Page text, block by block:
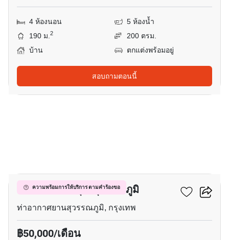
4 ห้องนอน
5 ห้องน้ำ
190 ม.2
200 ตรม.
บ้าน
ตกแต่งพร้อมอยู่
สอบถามตอนนี้
ความพร้อมการให้บริการ ตามคำร้องขอ
เซนโทร อ่อนนุช-สุวรรณภูมิ
ท่าอากาศยานสุวรรณภูมิ, กรุงเทพ
฿50,000/เดือน